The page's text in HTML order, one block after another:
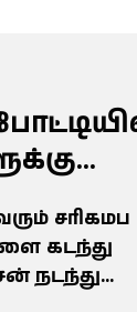
சரிகமப
கடந்து
நடந்து